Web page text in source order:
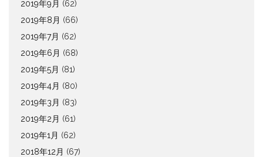
2019年9月 (62)
2019年8月 (66)
2019年7月 (62)
2019年6月 (68)
2019年5月 (81)
2019年4月 (80)
2019年3月 (83)
2019年2月 (61)
2019年1月 (62)
2018年12月 (67)